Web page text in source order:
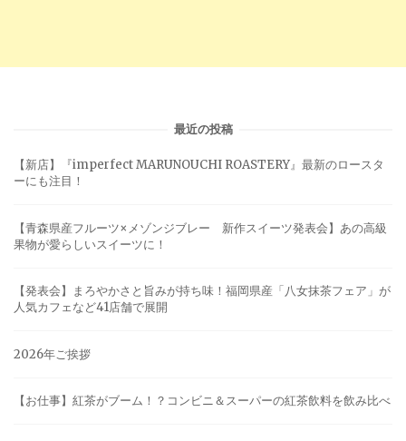
最近の投稿
【新店】『imperfect MARUNOUCHI ROASTERY』最新のロースタ
ーにも注目！
【青森県産フルーツ×メゾンジブレー 新作スイーツ発表会】あの高級
果物が愛らしいスイーツに！
【発表会】まろやかさと旨みが持ち味！福岡県産「八女抹茶フェア」が
人気カフェなど41店舗で展開
2026年ご挨拶
【お仕事】紅茶がブーム！？コンビニ＆スーパーの紅茶飲料を飲み比べ